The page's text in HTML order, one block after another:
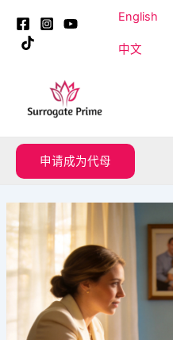
English
中文
申请成为代母
navigation